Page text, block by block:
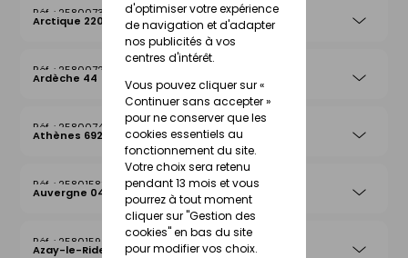
d'optimiser votre expérience
de navigation et d'adapter
nos publicités à vos
centres d'intérêt.
Vous pouvez cliquer sur «
Continuer sans accepter »
pour ne conserver que les
cookies essentiels au
fonctionnement du site.
Votre choix sera retenu
pendant 13 mois et vous
pourrez à tout moment
cliquer sur "Gestion des
cookies" en bas du site
pour modifier vos choix.
25800739
Arctique 220
25800722
Ardèche 44
25800746
Athènes 692
25801583
Auvergne 042
25801590
Azay-le-Rideau 026